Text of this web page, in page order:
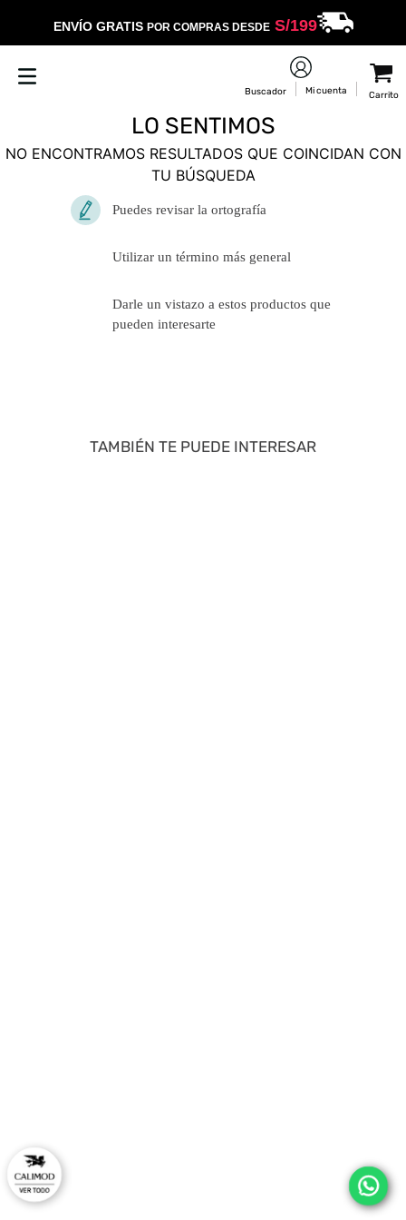
ENVÍO GRATIS POR COMPRAS DESDES/199
LO SENTIMOS
NO ENCONTRAMOS RESULTADOS QUE COINCIDAN CON
TU BÚSQUEDA
Puedes revisar la ortografía
Utilizar un término más general
Darle un vistazo a estos productos
que pueden interesarte